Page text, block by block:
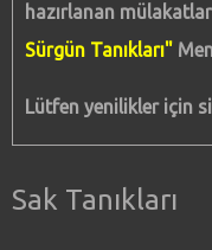
hazırlanan
Sürgün Tanıkları"
Lütfen yenilikler için
Sak Tanıkları